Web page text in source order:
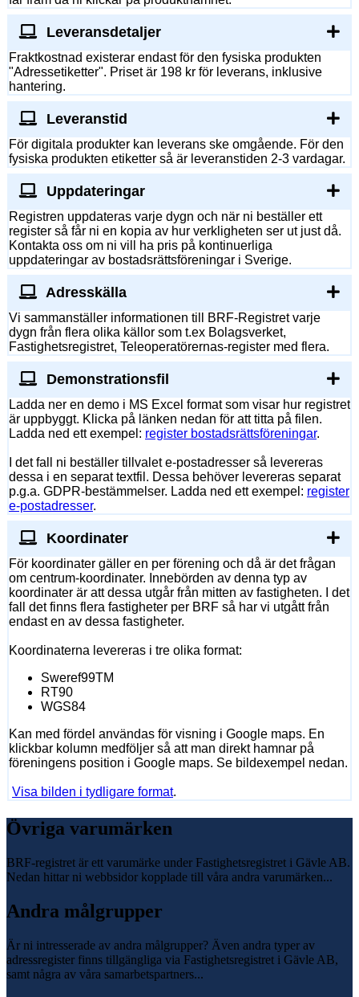
Leveransdetaljer
Fraktkostnad existerar endast för den fysiska produkten
"Adressetiketter". Priset är 198 kr för leverans, inklusive
hantering.
Leveranstid
För digitala produkter kan leverans ske omgående. För den
fysiska produkten etiketter så är leveranstiden 2-3 vardagar.
Uppdateringar
Registren uppdateras varje dygn och när ni beställer ett
register så får ni en kopia av hur verkligheten ser ut just då.
Kontakta oss om ni vill ha pris på kontinuerliga
uppdateringar av bostadsrättsföreningar i Sverige.
Adresskälla
Vi sammanställer informationen till BRF-Registret varje
dygn från flera olika källor som t.ex Bolagsverket,
Fastighetsregistret, Teleoperatörernas-register med flera.
Demonstrationsfil
Ladda ner en demo i MS Excel format som visar hur registret
är uppbyggt. Klicka på länken nedan för att titta på filen.
Ladda ned ett exempel: register bostadsrättsföreningar.
I det fall ni beställer tillvalet e-postadresser så levereras
dessa i en separat textfil. Dessa behöver levereras separat
p.g.a. GDPR-bestämmelser. Ladda ned ett exempel: register
e-postadresser.
Koordinater
För koordinater gäller en per förening och då är det frågan
om centrum-koordinater. Innebörden av denna typ av
koordinater är att dessa utgår från mitten av fastigheten. I det
fall det finns flera fastigheter per BRF så har vi utgått från
endast en av dessa fastigheter.
Koordinaterna levereras i tre olika format:
Sweref99TM
RT90
WGS84
Kan med fördel användas för visning i Google maps. En
klickbar kolumn medföljer så att man direkt hamnar på
föreningens position i Google maps. Se bildexempel nedan.
Visa bilden i tydligare format.
Övriga varumärken
BRF-registret är ett varumärke under Fastighetsregistret i Gävle AB.
Nedan hittar ni webbsidor kopplade till våra andra varumärken...
Andra målgrupper
Är ni intresserade av andra målgrupper? Även andra typer av
adressregister finns tillgängliga via Fastighetsregistret i Gävle AB,
samt några av våra samarbetspartners...